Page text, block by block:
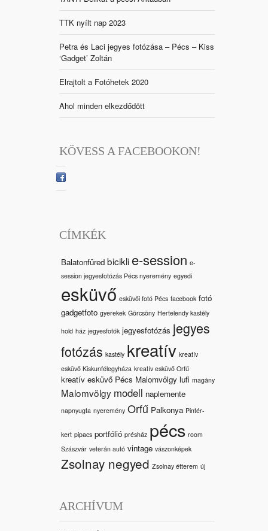
TTK nyílt nap 2023
Petra és Laci jegyes fotózása – Pécs – Kiss
‘Gadget’ Zoltán
Elrajtolt a Fotóhetek 2020
Ahol minden elkezdődött
KÖVESS A FACEBOOKON!
CÍMKÉK
Balatonfüred bicikli e-session e-
session jegyesfotózás Pécs nyeremény egyedi
esküvő esküvői fotó Pécs facebook fotó
gadgetfoto gyerekek Görcsöny Hertelendy kastély
hold ház jegyesfotók jegyesfotózás jegyes
fotózás kastély kreatív kreatív
esküvő Kiskunfélegyháza kreatív esküvő Orfű
kreatív esküvő Pécs Malomvölgy lufi magány
Malomvölgy modell naplemente
napnyugta nyeremény Orfű Palkonya Pintér-
kert pipacs portfólió présház pécs room
Szászvár veterán autó vintage vászonképek
Zsolnay negyed Zsolnay étterem új
ARCHÍVUM